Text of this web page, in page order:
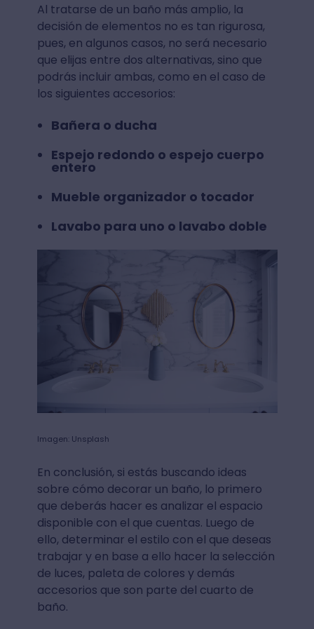
Al tratarse de un baño más amplio, la
decisión de elementos no es tan rigurosa,
pues, en algunos casos, no será necesario
que elijas entre dos alternativas, sino que
podrás incluir ambas, como en el caso de
los siguientes accesorios:
Bañera o ducha
Espejo redondo o espejo cuerpo
entero
Mueble organizador o tocador
Lavabo para uno o lavabo doble
Imagen: Unsplash
En conclusión, si estás buscando ideas
sobre cómo decorar un baño, lo primero
que deberás hacer es analizar el espacio
disponible con el que cuentas. Luego de
ello, determinar el estilo con el que deseas
trabajar y en base a ello hacer la selección
de luces, paleta de colores y demás
accesorios que son parte del cuarto de
baño.